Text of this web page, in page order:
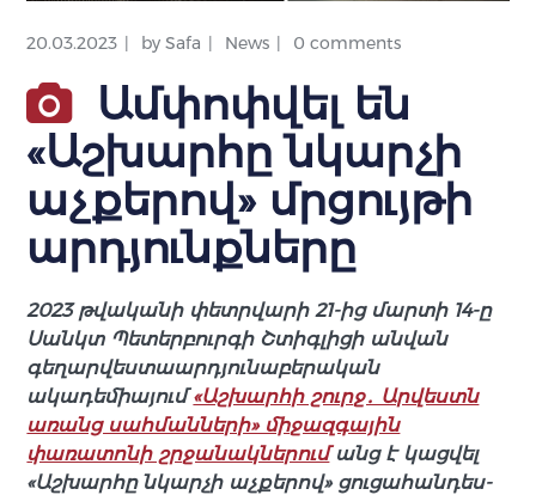
20.03.2023 bySafa News 0 comments
Ամփոփվել են
«Աշխարհը նկարչի
աչքերով» մրցույթի
արդյունքները
2023 թվականի փետրվարի 21-ից մարտի 14-ը
Սանկտ Պետերբուրգի Շտիգլիցի անվան
գեղարվեստաարդյունաբերական
ակադեմիայում«Աշխարհի շուրջ․ Արվեստն
առանց սահմանների» միջազգային
փառատոնի շրջանակներումանց է կացվել
«Աշխարհը նկարչի աչքերով» ցուցահանդես-